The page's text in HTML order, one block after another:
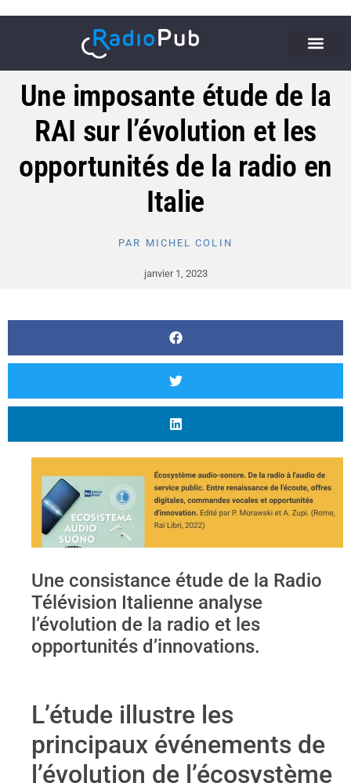
Une imposante étude de la
RAI sur l’évolution et les
opportunités de la radio en
Italie
PAR MICHEL COLIN
janvier 1, 2023
Une consistance étude de la Radio
Télévision Italienne analyse
l’évolution de la radio et les
opportunités d’innovations.
L’étude illustre les
principaux événements de
l’évolution de l’écosystème